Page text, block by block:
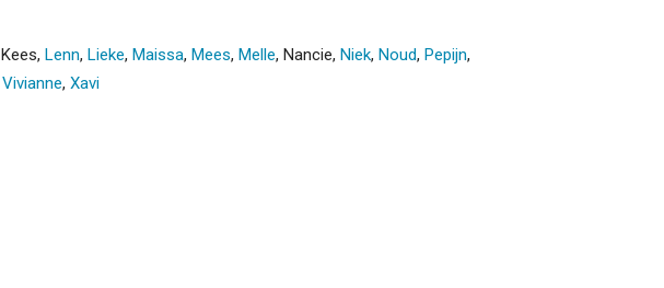
Kees, Lenn, Lieke, Maissa, Mees, Melle, Nancie, Niek, Noud, Pepijn,
Vivianne, Xavi